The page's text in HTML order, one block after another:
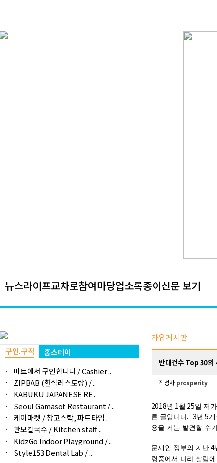
뉴스라이프교차로참여마당업소록종이신문 보기
구인.구직
홈스테이
마트에서 구인합니다 / Cashier ..
ZIPBAB (한식레스토랑) / ..
KABUKU JAPANESE RE..
Seoul Gamasot Restaurant / ..
케이마켓 / 창고스탁, 파트타임 ..
한보칼국수 / Kitchen staff ..
KidzGo Indoor Playground / ..
Style153 Dental Lab / ..
자유게시판
반대건수 Top 30의
작성자 prosperity
2018년 1월 25일 저가
른 글입니다. 3년 5개
용을 저는 발견할 수
문재인 정부의 지난 4
령중에서 나라 살림에